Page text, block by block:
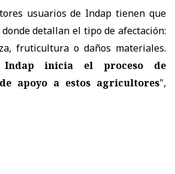
usuarios de Indap tienen que
detallan el tipo de afectación:
fruticultura o daños materiales.
Indap inicia el proceso de
apoyo a estos agricultores",